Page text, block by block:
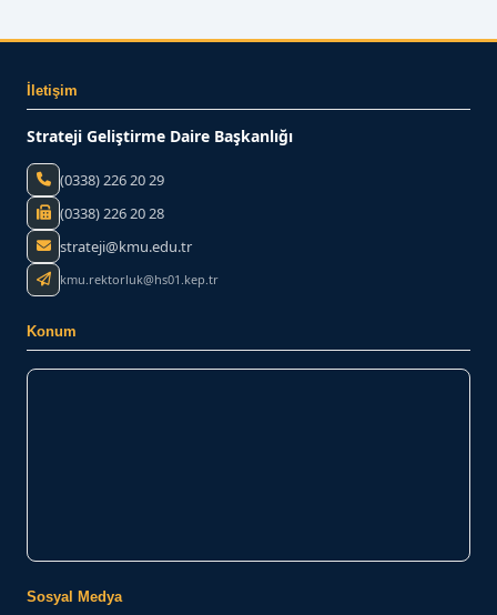
İletişim
Strateji Geliştirme Daire Başkanlığı
(0338) 226 20 29
(0338) 226 20 28
strateji@kmu.edu.tr
kmu.rektorluk@hs01.kep.tr
Konum
Sosyal Medya